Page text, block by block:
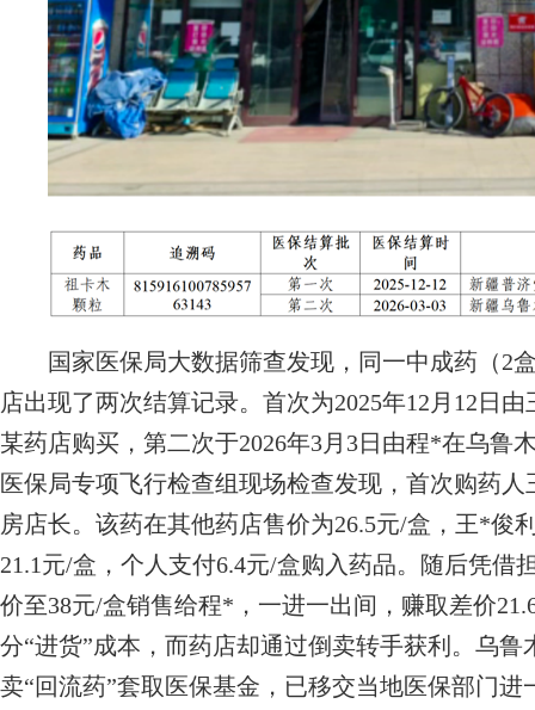
国家医保局大数据筛查发现，同一中成药（2盒
店出现了两次结算记录。首次为2025年12月12日
某药店购买，第二次于2026年3月3日由程*在乌鲁
医保局专项飞行检查组现场检查发现，首次购药
房店长。该药在其他药店售价为26.5元/盒，王*俊
21.1元/盒，个人支付6.4元/盒购入药品。随后凭借
价至38元/盒销售给程*，一进一出间，赚取差价
分“进货”成本，而药店却通过倒卖转手获利。乌
卖“回流药”套取医保基金，已移交当地医保部门进